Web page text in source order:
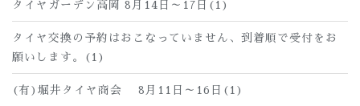
タイヤガーデン高岡 8月14日～17日(1)
タイヤ交換の予約はおこなっていません、到着順で受付をお
願いします。(1)
(有)堀井タイヤ商会 8月11日～16日(1)